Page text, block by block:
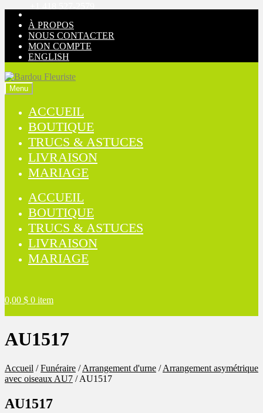
Aller
navigation
Aller
contenu
À PROPOS
NOUS CONTACTER
MON COMPTE
ENGLISH
Menu
ACCUEIL
BOUTIQUE
TRUCS & ASTUCES
LIVRAISON
MARIAGE
ACCUEIL
BOUTIQUE
TRUCS & ASTUCES
LIVRAISON
MARIAGE
0,00 $ 0 item
AU1517
Accueil /Funéraire /Arrangement d'urne /Arrangement asymétrique
avec oiseaux AU7 /AU1517
AU1517